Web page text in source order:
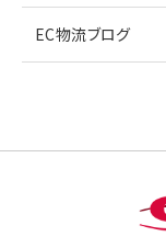
EC物流ブログ